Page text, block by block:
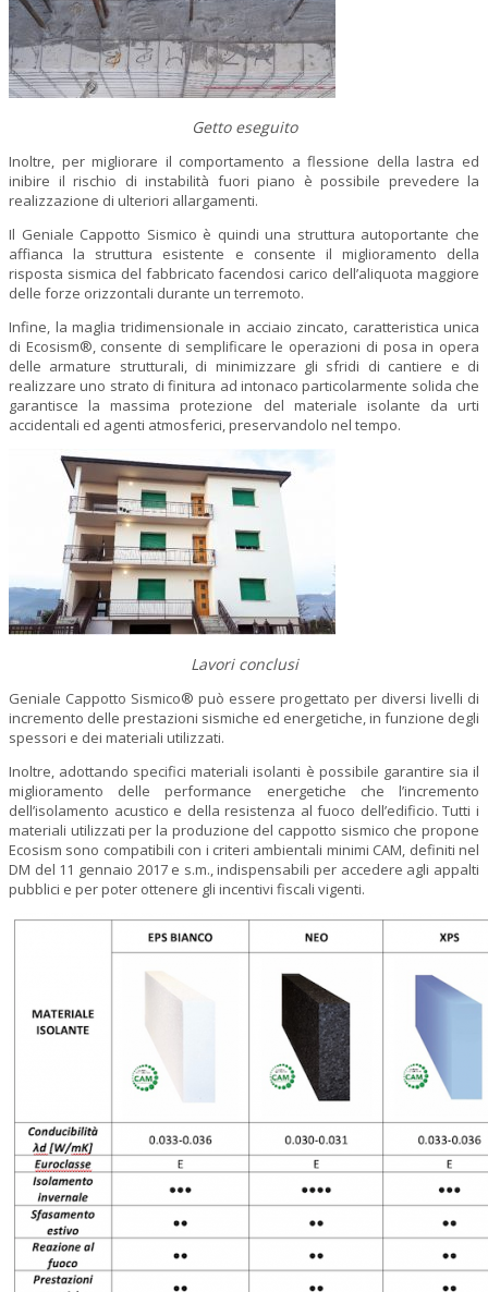
Getto eseguito
Inoltre, per migliorare il comportamento a flessione della lastra ed
inibire il rischio di instabilità fuori piano è possibile prevedere la
realizzazione di ulteriori allargamenti.
Il Geniale Cappotto Sismico è quindi una struttura autoportante che
affianca la struttura esistente e consente il miglioramento della
risposta sismica del fabbricato facendosi carico dell’aliquota maggiore
delle forze orizzontali durante un terremoto.
Infine, la maglia tridimensionale in acciaio zincato, caratteristica unica
di Ecosism®, consente di semplificare le operazioni di posa in opera
delle armature strutturali, di minimizzare gli sfridi di cantiere e di
realizzare uno strato di finitura ad intonaco particolarmente solida che
garantisce la massima protezione del materiale isolante da urti
accidentali ed agenti atmosferici, preservandolo nel tempo.
Lavori conclusi
Geniale Cappotto Sismico® può essere progettato per diversi livelli di
incremento delle prestazioni sismiche ed energetiche, in funzione degli
spessori e dei materiali utilizzati.
Inoltre, adottando specifici materiali isolanti è possibile garantire sia il
miglioramento delle performance energetiche che l’incremento
dell’isolamento acustico e della resistenza al fuoco dell’edificio. Tutti i
materiali utilizzati per la produzione del cappotto sismico che propone
Ecosism sono compatibili con i criteri ambientali minimi CAM, definiti nel
DM del 11 gennaio 2017 e s.m., indispensabili per accedere agli appalti
pubblici e per poter ottenere gli incentivi fiscali vigenti.